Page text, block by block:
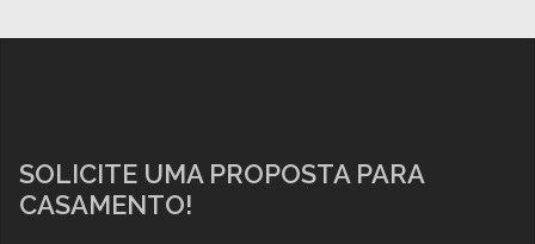
SOLICITE UMA PROPOSTA PARA
CASAMENTO!